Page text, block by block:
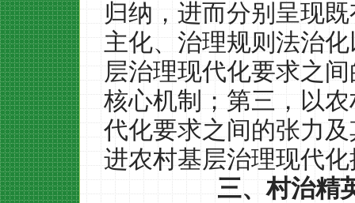
归纳，进而分别呈现
主化、治理规则法治
层治理现代化要求之
核心机制；第三，以
代化要求之间的张力
进农村基层治理现代
三、村治精